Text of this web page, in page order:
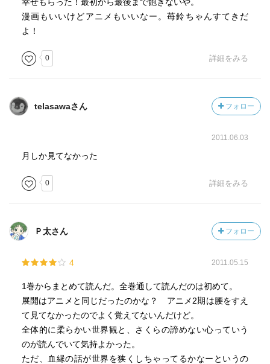
漫画もいいけどアニメもいいなー。苺鈴ちゃんすてきだ
よ！
0 詳細をみる
telasawaさん フォロー
2011.06.03
月しか見てなかった
0 詳細をみる
Ｐ太さん フォロー
4 2011.05.15
1巻からまとめて読んだ。全巻通して読んだのは初めて。
展開はアニメと同じだったのかな？ アニメ2期は腰をすえ
て見てなかったのでよく覚えてないんだけど。
全体的に柔らかい世界観と、さくらの諦めない心っていう
のが読んでいて気持よかった。
ただ、血縁の話が世界を狭くしちゃってるかなーというの